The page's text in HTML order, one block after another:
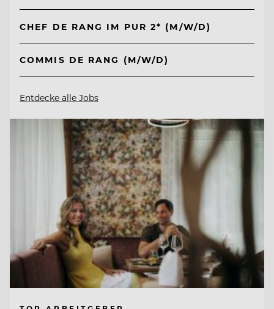
CHEF DE RANG IM PUR 2* (M/W/D)
COMMIS DE RANG (M/W/D)
Entdecke alle Jobs